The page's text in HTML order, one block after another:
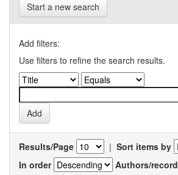
Start a new search
Add filters:
Use filters to refine the search results.
Results/Page | Sort items by
In order
Authors/record